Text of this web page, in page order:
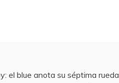
el blue anota su séptima rueda